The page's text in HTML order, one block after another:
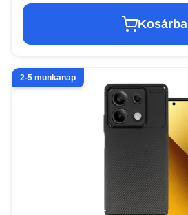
Kosárba
2-5 munkanap